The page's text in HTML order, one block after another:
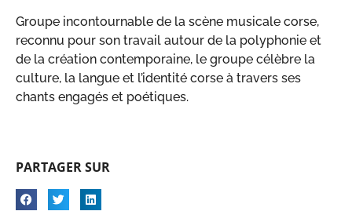
Groupe incontournable de la scène musicale corse,
reconnu pour son travail autour de la polyphonie et
de la création contemporaine, le groupe célèbre la
culture, la langue et l’identité corse à travers ses
chants engagés et poétiques.
PARTAGER SUR